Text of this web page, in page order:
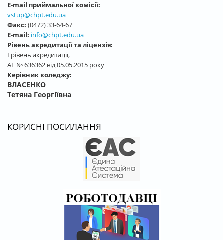
E-mail приймальної комісії:
vstup@chpt.edu.ua
Факс: (0472) 33-64-67
E-mail: info@chpt.edu.ua
Рівень акредитації та ліцензія:
І рівень акредитації,
АЕ № 636362 від 05.05.2015 року
Керівник коледжу:
ВЛАСЕНКО
Тетяна Георгіївна
КОРИСНІ ПОСИЛАННЯ